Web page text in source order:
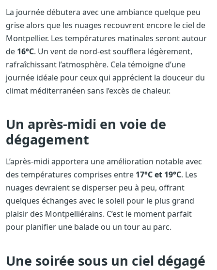
La journée débutera avec une ambiance quelque peu
grise alors que les nuages recouvrent encore le ciel de
Montpellier. Les températures matinales seront autour
de 16°C. Un vent de nord-est soufflera légèrement,
rafraîchissant l’atmosphère. Cela témoigne d’une
journée idéale pour ceux qui apprécient la douceur du
climat méditerranéen sans l’excès de chaleur.
Un après-midi en voie de
dégagement
L’après-midi apportera une amélioration notable avec
des températures comprises entre 17°C et 19°C. Les
nuages devraient se disperser peu à peu, offrant
quelques échanges avec le soleil pour le plus grand
plaisir des Montpelliérains. C’est le moment parfait
pour planifier une balade ou un tour au parc.
Une soirée sous un ciel dégagé